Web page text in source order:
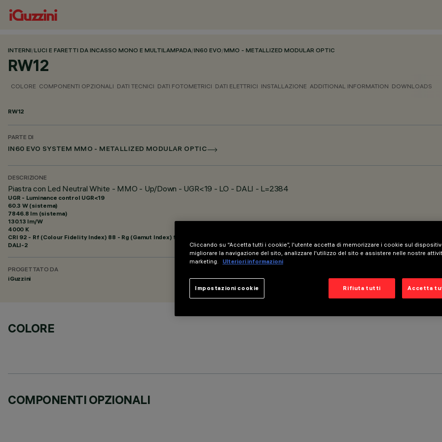
INTERNI/LUCI E FARETTI DA INCASSO MONO E MULTILAMPADA/IN60 EVO/MMO - METALLIZED MODULAR OPTIC
RW12
COLORE COMPONENTI OPZIONALI DATI TECNICI DATI FOTOMETRICI DATI ELETTRICI INSTALLAZIONE ADDITIONAL INFORMATION DOWNLOADS
RW12
PARTE DI
IN60 EVO SYSTEM MMO - METALLIZED MODULAR OPTIC
DESCRIZIONE
Piastra con Led Neutral White - MMO - Up/Down - UGR<19 - LO - DALI - L=2384
UGR - Luminance control UGR<19
60.3 W (sistema)
7846.8 lm (sistema)
130.13 lm/W
4000 K
CRI 92 - Rf (Colour Fidelity Index) 88 - Rg (Gamut Index) 95
DALI-2
PROGETTATO DA
iGuzzini
COLORE
COMPONENTI OPZIONALI
Cliccando su “Accetta tutti i cookie”, l'utente accetta di memorizzare i cookie sul
migliorare la navigazione del sito, analizzare l'utilizzo del sito e assistere nelle nostre
marketing.
Ulteriori informazioni
Rifiuta tutti Accetta
Impostazioni cookie